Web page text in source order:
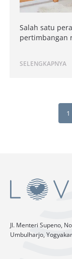
Salah satu
pertimbangan
SELENGKAPNYA
1
Jl. Menteri Supeno,
Umbulharjo,